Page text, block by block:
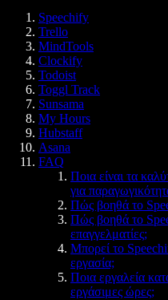
Speechify
Trello
MindTools
Clockify
Todoist
Toggl Track
Sunsama
My Hours
Hubstaff
Asana
FAQ
Ποια είναι τα
για
Πώς βοηθά το
Πώς βοηθά το
επαγγελματίες;
Μπορεί το
εργασία;
Ποια εργαλεία
εργάσιμες ώρες;